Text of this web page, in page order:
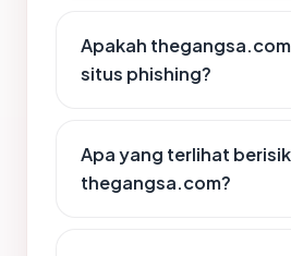
Apakah
situs phishing?
Apa yang terlihat
thegangsa.com?